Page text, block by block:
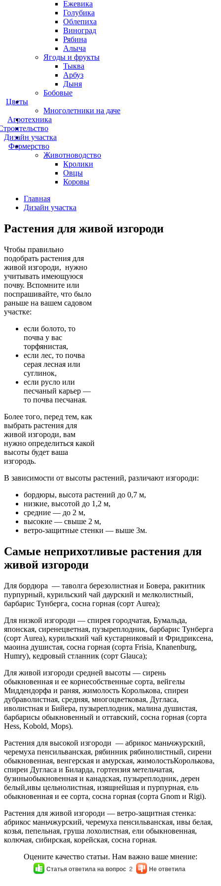
Ежевика
Голубика
Облепиха
Виноград
Рябина
Алыча
Ягоды и фрукты
Тыква
Арбуз
Дыня
Бобовые
Цветы
Многолетники на даче
Агротехника
Дизайн участка
Фермерство
Животноводство
Кролики
Овцы
Коровы
Главная
Дизайн участка
Растения для живой изгороди
Чтобы правильно
подобрать растения для
живой изгороди, нужно
учитывать имеющуюся
почву. Вспомните или
поспрашивайте, что было
раньше на вашем садовом
участке:
если болото, то
почва у вас
торфянистая,
если лес, то почва
серая лесная или
суглинок,
если русло или
песчаный карьер —
то почва песчаная.
Более того, перед тем, как
выбрать растения для
живой изгороди, вам
нужно определиться какой
высоты будет ваша
изгородь.
В зависимости от высоты растений, различают изгороди:
бордюры, высота растений до 0,7 м,
низкие, высотой до 1,2 м,
средние — до 2 м,
высокие — свыше 2 м,
ветро-защитные стенки — выше 3м.
Самые неприхотливые растения для
живой изгороди
Для бордюра — таволга березолистная и Бовера, ракитник
пурпурный, курильский чай даурский и мелколистный,
барбарис Тунберга, сосна горная (сорт Aurea);
Для низкой изгороди — спирея городчатая, Бумальда,
японская, сиренецветная, пузыреплодник, барбарис Тунберга
(сорт Aurea), курильский чай кустарниковый и Фридриксена,
маоина душистая, сосна горная (сорта Frisia, Knanenburg,
Humry), кедровый стланник (сорт Glauca);
Для живой изгороди средней высоты — сирень
обыкновенная и ее корнесобственные сорта, вейгелы
Миддендорфа и раняя, жимолость Королькова, спиреи
дубраволистная, средняя, многоцветковая, Дугласа,
иволистная и Бийера, пузыреплодник, малина душистая,
барбарисы обыкновенный и оттавский, сосна горная (сорта
Hess, Kobold, Mops).
Растения для высокой изгороди — абрикос маньчжурский,
черемуха пенсильванская, рябинник рябинолистный, сирени
обыкновенная, венгерская и амурская, жимолостьКоролькова,
спиреи Дугласа и Биларда, гортензия метельчатая,
бузиныобыкновенная и канадская, пузыреплодник, дерен
белый,ивы цельнолистная, изящнейшая и пурпурная, ель
обыкновенная и ее сорта, сосна горная (сорта Gnom и Rigi).
Растения для живой изгороди — ветро-защитная стенка:
абрикос маньчжурский, черемуха пенсильванская, ивы белая,
козья, пепельная, груша лохолистная, ели обыкновенная,
колючая, сибирская, корейская, сосна горная.
Оцените качество статьи. Нам важно ваше мнение:
Статья ответила на вопрос 2 Не ответила